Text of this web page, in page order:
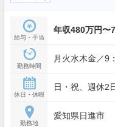
給与・手当
年収480万円〜
勤務時間
月火水木金／9
休日・休暇
日・祝、週休2
勤務地
愛知県日進市